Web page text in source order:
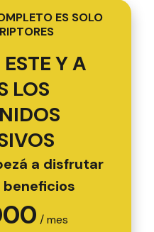
ES SOLO
Y A
LOS
a disfrutar
/ mes